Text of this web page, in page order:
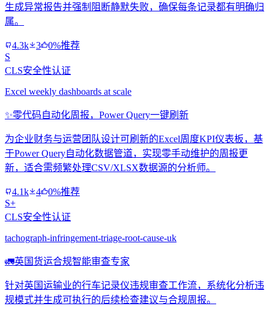
生成异常报告并强制阻断静默失败，确保每条记录都有明确归
属。
4.3k 3
0%推荐
S
CLS安全性认证
Excel weekly dashboards at scale
✨零代码自动化周报，Power Query一键刷新
为企业财务与运营团队设计可刷新的Excel周度KPI仪表板，基
于Power Query自动化数据管道，实现零手动维护的周报更
新，适合需频繁处理CSV/XLSX数据源的分析师。
4.1k 4
0%推荐
S+
CLS安全性认证
tachograph-infringement-triage-root-cause-uk
🚛英国货运合规智能审查专家
针对英国运输业的行车记录仪违规审查工作流，系统化分析违
规模式并生成可执行的后续检查建议与合规周报。